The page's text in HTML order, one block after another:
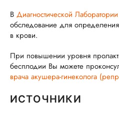
В Диагностической Лаборатории
обследование для
в крови.
При повышении уровня
бесплодии Вы можете
врача акушера-гинеколога
ИСТОЧНИКИ